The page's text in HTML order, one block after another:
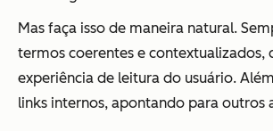
Mas faça isso de maneira natural.
termos coerentes e contextualizados,
experiência de leitura do usuário.
links internos, apontando para outros